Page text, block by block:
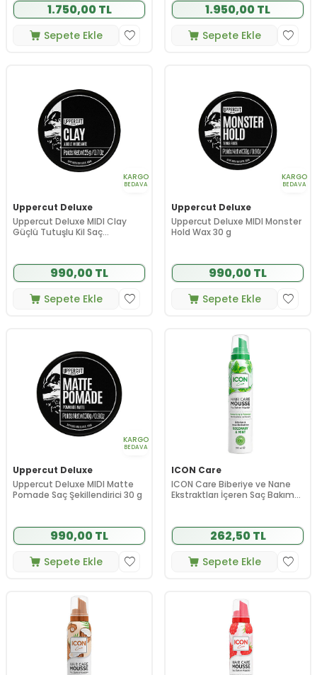
1.750,00 TL
Sepete Ekle
1.950,00 TL
Sepete Ekle
KARGO
BEDAVA
Uppercut Deluxe
Uppercut Deluxe MIDI Clay
Güçlü Tutuşlu Kil Saç
990,00 TL
Sepete Ekle
KARGO
BEDAVA
Uppercut Deluxe
Uppercut Deluxe MIDI Monster
Hold Wax 30 g
990,00 TL
Sepete Ekle
KARGO
BEDAVA
Uppercut Deluxe
Uppercut Deluxe MIDI Matte
Pomade Saç Şekillendirici 30 g
990,00 TL
Sepete Ekle
ICON Care
ICON Care Biberiye ve Nane
Ekstraktları İçeren Saç Bakım
262,50 TL
Sepete Ekle